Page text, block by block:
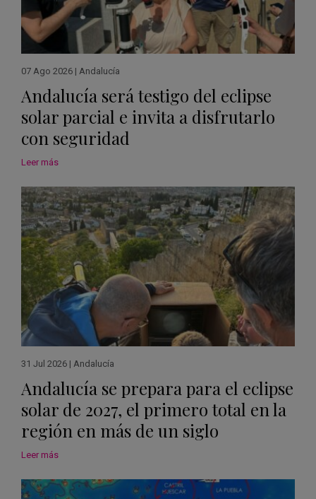
07 Ago 2026 | Andalucía
Andalucía será testigo del eclipse
solar parcial e invita a disfrutarlo
con seguridad
Leer más
31 Jul 2026 | Andalucía
Andalucía se prepara para el eclipse
solar de 2027, el primero total en la
región en más de un siglo
Leer más